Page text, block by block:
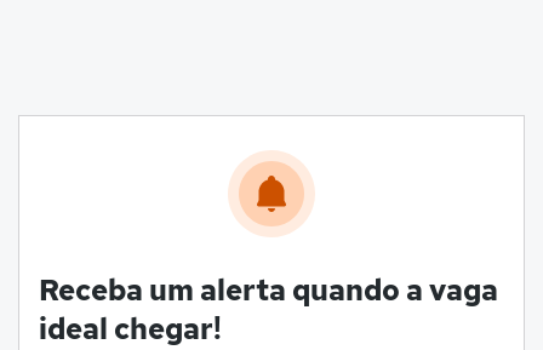
Receba um alerta quando a vaga
ideal chegar!